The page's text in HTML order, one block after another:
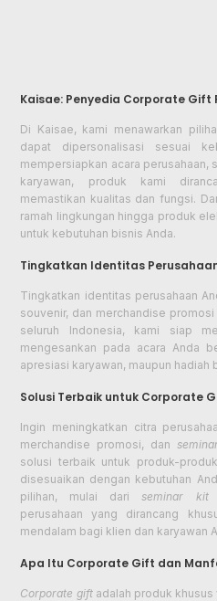
Kaisae: Penyedia Corporate Gift
Di Kaisae, kami menawarkan
dapat dipersonalisasi sesuai
mempersiapkan acara perusahaan,
karyawan, produk kami
memastikan kualitas dan fungsi.
ramah lingkungan hingga produk
untuk kebutuhan bisnis Anda.
Tingkatkan Identitas
Tingkatkan identitas perusahaan
souvenir, dan merchandise
seluruh Indonesia, kami siap
mengesankan pada acara Anda
apresiasi karyawan, maupun hadiah
Solusi Terbaik untuk Corporate
Ingin meningkatkan citra
merchandise promosi, dan
solusi terbaik untuk produk-
disesuaikan dengan kebutuhan
pilihan, mulai dariseminar kit
perusahaan yang dirancang
mendalam bagi klien dan karyawan
Apa Itu Corporate Gift dan
Corporate giftadalah produk khusus